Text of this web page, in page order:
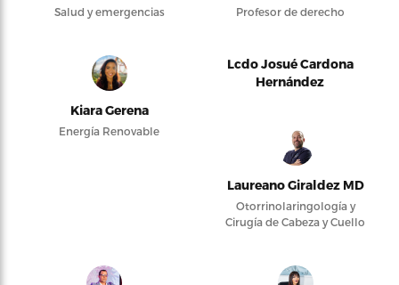
Salud y emergencias Profesor de derecho
Kiara Gerena
Energía Renovable
Lcdo Josué Cardona
Hernández
Laureano Giraldez MD
Otorrinolaringología y
Cirugía de Cabeza y Cuello